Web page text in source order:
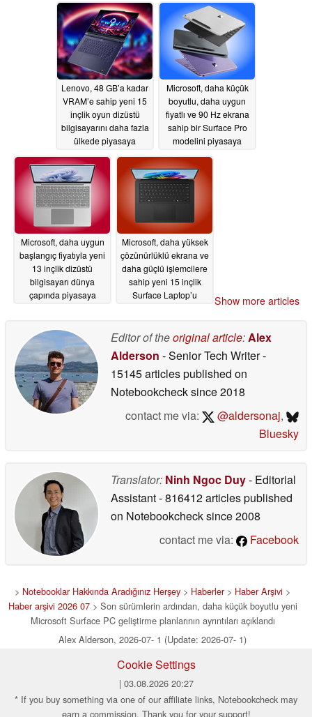
Lenovo, 48 GB’a kadar
VRAM’e sahip yeni 15
inçlik oyun dizüstü
bilgisayarını daha fazla
ülkede piyasaya
07/02/2026
Microsoft, daha küçük
boyutlu, daha uygun
fiyatlı ve 90 Hz ekrana
sahip bir Surface Pro
modelini piyasaya
06/24/2026
Microsoft, daha uygun
başlangıç fiyatıyla yeni
13 inçlik dizüstü
bilgisayarı dünya
çapında piyasaya
Microsoft, daha yüksek
çözünürlüklü ekrana ve
daha güçlü işlemcilere
sahip yeni 15 inçlik
Surface Laptop’u
Show more articles
Editor of theoriginal article:Alex
Alderson - Senior Tech Writer-
15145 articles published on
Notebookchecksince 2018
contact me via:
@aldersonaj,
Bluesky
Translator: Ninh Ngoc Duy- Editorial
Assistant- 816412 articles published
on Notebookchecksince 2008
contact me via:
Facebook
> Notebooklar Hakkında Aradığınız Herşey > Haberler> Haber Arşivi >
Haber arşivi 2026 07> Son sürümlerin ardından, daha küçük boyutlu yeni
Microsoft Surface PC geliştirme planlarının ayrıntıları açıklandı
Alex Alderson, 2026-07- 1 (Update: 2026-07- 1)
Cookie Settings
| 03.08.2026 20:27
* If you buy something via one of our affiliate links, Notebookcheck may
earn a commission. Thank you for your support!